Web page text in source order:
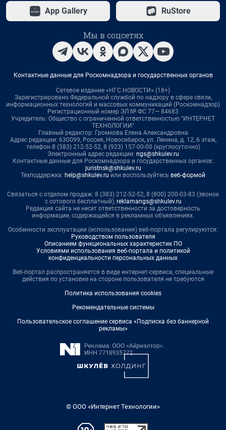
App Gallery RuStore
Мы в соцсетях
Контактные данные для Роскомнадзора и государственных органов
Сетевое издание «НГС.НОВОСТИ» (18+)
Зарегистрировано Федеральной службой по надзору в сфере связи,
информационных технологий и массовых коммуникаций (Роскомнадзор)
Регистрационный номер ЭЛ № ФС 77— 84683
Учредитель: Общество с ограниченной ответственностью "ИНТЕРНЕТ
ТЕХНОЛОГИИ"
Главный редактор: Громкова Елена Александровна
Адрес редакции: 630099, Россия, Новосибирск, ул. Ленина, д. 12, 6 этаж,
телефон 8 (383) 212-52-52, 8 (923) 157-00-00 (круглосуточно)
Электронный адрес редакции: ngs@shkulev.ru
Контактные данные для Роскомнадзора и государственных органов:
juristnsk@shkulev.ru
Техподдержка: help@shkulev.ru или воспользуйтесь веб-формой
Связаться с отделом продаж: 8 (383) 212-52-52, 8 (800) 200-03-83 (звонок
с сотового бесплатный), reklamangs@shkulev.ru
Редакция сайта не несет ответственности за достоверность
информации, содержащейся в рекламных объявлениях.
Особенности эксплуатации (использования) веб-портала регулируются:
Руководством пользователя
Описанием функциональных характеристик ПО
Условиями использования веб-портала и политикой
конфиденциальности персональных данных
Веб-портал распространяется в виде интернет-сервиса, специальные
действия по установке на стороне пользователя не требуются
Политика использования cookies
Рекомендательные системы
Пользовательское соглашение сервиса «Подписка без баннерной
рекламы»
© ООО «Интернет Технологии»